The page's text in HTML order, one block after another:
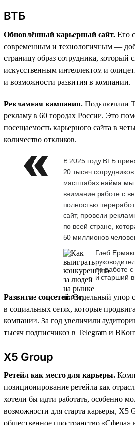
ВТБ
Обновлённый карьерный сайт. Его
современным и технологичным —
страницу образ сотрудника, который
искусственным интеллектом и
и возможности развития в компании.
Рекламная кампания. Подключили
рекламу в 60 городах России. Это
посещаемость карьерного сайта в
количество откликов.
В 2025 году ВТБ
20 тысяч
масштабах найма
внимание работе с
полностью
сайт, провели
по всей стране,
50 миллионов
Глеб
по работе
и старший
Развитие соцсетей.Отдельный упор
в социальных сетях, которые
компании. За год увеличили
тысяч подписчиков в Telegram и
X5 Group
Ретейл как место для карьеры.
позиционирование ретейла как
хотели бы идти работать, особенно
возможности для старта карьеры, X5
общественное пространство «Сфера»